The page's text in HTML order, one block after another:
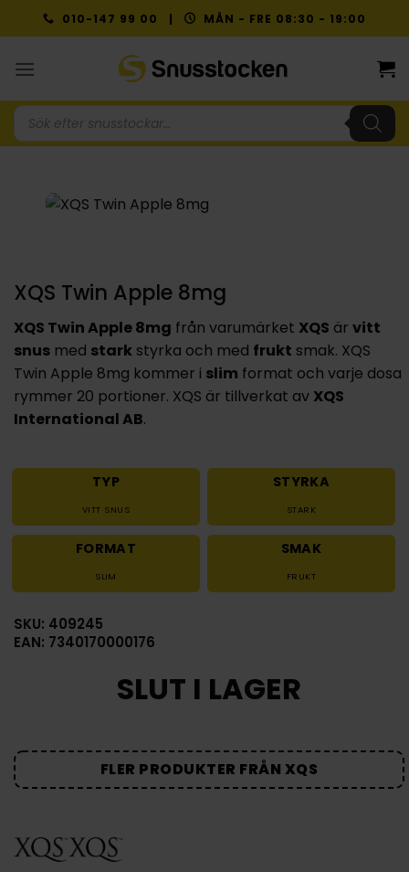
to
010-147 99 00 | MÅN - FRE 08:30 - 19:00
Produktsökning
XQS Twin Apple 8mg
XQS Twin Apple 8mg från varumärket XQS är vitt
snus med stark styrka och med frukt smak. XQS
Twin Apple 8mg kommer i slim format och varje dosa
rymmer 20 portioner. XQS är tillverkat av XQS
International AB.
TYP
VITT SNUS
STYRKA
STARK
FORMAT
SLIM
SMAK
FRUKT
SKU: 409245
EAN: 7340170000176
SLUT I LAGER
FLER PRODUKTER FRÅN XQS